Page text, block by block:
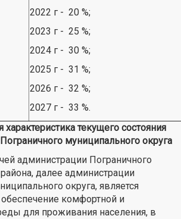
2022 г - 20 %;
2023 г - 25 %;
2024 г - 30 %;
2025 г - 31 %;
2026 г - 32 %;
2027 г - 33 %.
текущего состояния
муниципального округа
администрации Пограничного
далее администрации
округа, является
комфортной и
для проживания населения, в